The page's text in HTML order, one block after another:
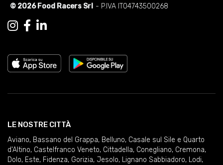
© 2026 Food Racers Srl - P.IVA IT04743500268
LE NOSTRE CITTÀ
Aviano, Bassano del Grappa, Belluno, Casale sul Sile e Quarto
d'Altino, Castelfranco Veneto, Cittadella, Conegliano, Cremona,
Dolo, Este, Fidenza, Gorizia, Jesolo, Lignano Sabbiadoro, Lodi,